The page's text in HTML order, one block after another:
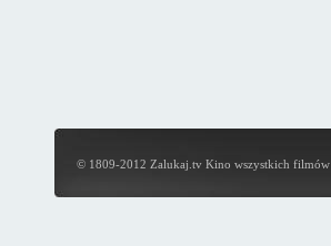
© 1809-2012 Zalukaj.tv Kino wszystkich filmów